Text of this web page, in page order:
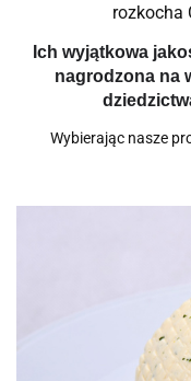
rozkocha
Ich wyjątkowa
nagrodzona na
Wybierając nasze